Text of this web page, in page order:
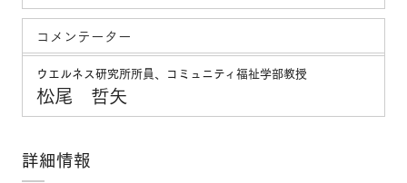
コメンテーター
ウエルネス研究所所員、コミュニティ福祉学部教授
松尾 哲矢
詳細情報